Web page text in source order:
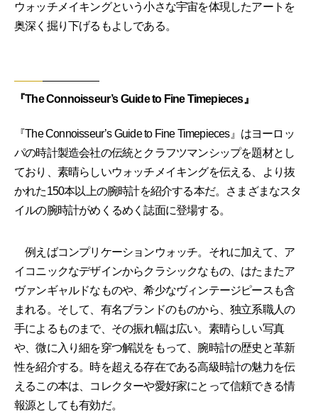
ウォッチメイキングという小さな宇宙を体現したアートを
奥深く掘り下げるもよしである。
『The Connoisseur’s Guide to Fine Timepieces』
『The Connoisseur’s Guide to Fine Timepieces』はヨーロッ
パの時計製造会社の伝統とクラフツマンシップを題材とし
ており、素晴らしいウォッチメイキングを伝える、より抜
かれた150本以上の腕時計を紹介する本だ。さまざまなスタ
イルの腕時計がめくるめく誌面に登場する。
例えばコンプリケーションウォッチ。それに加えて、ア
イコニックなデザインからクラシックなもの、はたまたア
ヴァンギャルドなものや、希少なヴィンテージピースも含
まれる。そして、有名ブランドのものから、独立系職人の
手によるものまで、その振れ幅は広い。素晴らしい写真
や、微に入り細を穿つ解説をもって、腕時計の歴史と革新
性を紹介する。時を超える存在である高級時計の魅力を伝
えるこの本は、コレクターや愛好家にとって信頼できる情
報源としても有効だ。